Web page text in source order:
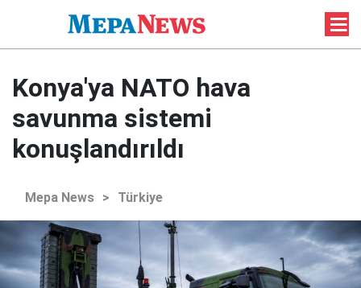
Konya'ya NATO hava
savunma sistemi
konuşlandırıldı
Mepa News > Türkiye